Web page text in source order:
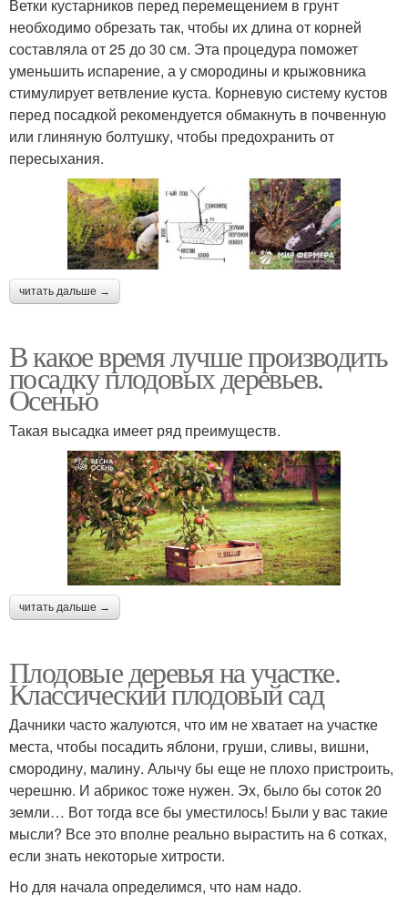
Ветки кустарников перед перемещением в грунт
необходимо обрезать так, чтобы их длина от корней
составляла от 25 до 30 см. Эта процедура поможет
уменьшить испарение, а у смородины и крыжовника
стимулирует ветвление куста. Корневую систему кустов
перед посадкой рекомендуется обмакнуть в почвенную
или глиняную болтушку, чтобы предохранить от
пересыхания.
читать дальше →
В какое время лучше производить
посадку плодовых деревьев.
Осенью
Такая высадка имеет ряд преимуществ.
читать дальше →
Плодовые деревья на участке.
Классический плодовый сад
Дачники часто жалуются, что им не хватает на участке
места, чтобы посадить яблони, груши, сливы, вишни,
смородину, малину. Алычу бы еще не плохо пристроить,
черешню. И абрикос тоже нужен. Эх, было бы соток 20
земли… Вот тогда все бы уместилось! Были у вас такие
мысли? Все это вполне реально вырастить на 6 сотках,
если знать некоторые хитрости.
Но для начала определимся, что нам надо.